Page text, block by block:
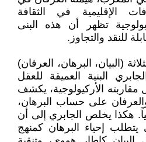
الإقليمية في الثقافة
تظهر أن هذه البنى
للنقد والتجاوز.
(البيان، البرهان، العرفان)
البنية العميقة للعقل
مقاربته الأركيولوجية، يكشف
على حساب البرهان،
هكذا يخلص الجابري إلى أن
يتطلب إحياء البرهان كمنهج